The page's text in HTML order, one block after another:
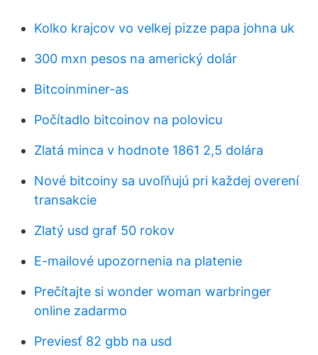
Kolko krajcov vo velkej pizze papa johna uk
300 mxn pesos na americký dolár
Bitcoinminer-as
Počítadlo bitcoinov na polovicu
Zlatá minca v hodnote 1861 2,5 dolára
Nové bitcoiny sa uvoľňujú pri každej overení
transakcie
Zlatý usd graf 50 rokov
E-mailové upozornenia na platenie
Prečítajte si wonder woman warbringer
online zadarmo
Previesť 82 gbb na usd